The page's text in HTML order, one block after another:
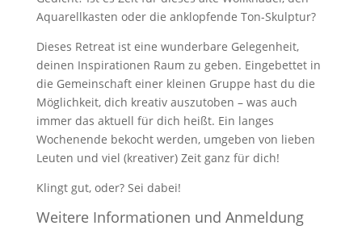
Aquarellkasten oder die anklopfende Ton-Skulptur?
Dieses Retreat ist eine wunderbare Gelegenheit,
deinen Inspirationen Raum zu geben. Eingebettet in
die Gemeinschaft einer kleinen Gruppe hast du die
Möglichkeit, dich kreativ auszutoben – was auch
immer das aktuell für dich heißt. Ein langes
Wochenende bekocht werden, umgeben von lieben
Leuten und viel (kreativer) Zeit ganz für dich!
Klingt gut, oder? Sei dabei!
Weitere Informationen und Anmeldung